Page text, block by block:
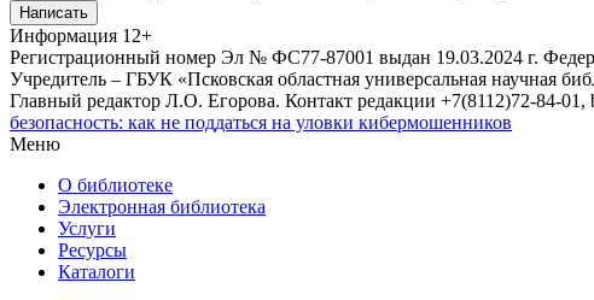
Написать
Информация 12+
Регистрационный номер Эл № ФС77-87001 выдан 19.03.2024 г.
Учредитель – ГБУК «Псковская областная универсальная научная
Главный редактор Л.О. Егорова. Контакт редакции +7(8112)72-84-01,
безопасность: как не поддаться на уловки кибермошенников
Меню
О библиотеке
Электронная библиотека
Услуги
Ресурсы
Каталоги